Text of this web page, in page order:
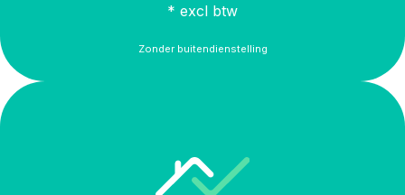
* excl btw
Zonder buitendienstelling